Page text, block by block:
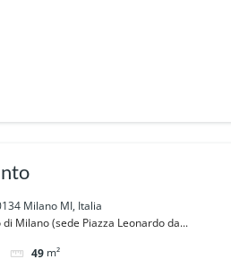
Milano MI, Italia
Milano (sede Piazza Leonardo da...
49 m²